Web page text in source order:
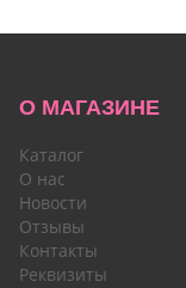
О МАГАЗИНЕ
Каталог
О нас
Новости
Отзывы
Контакты
Реквизиты